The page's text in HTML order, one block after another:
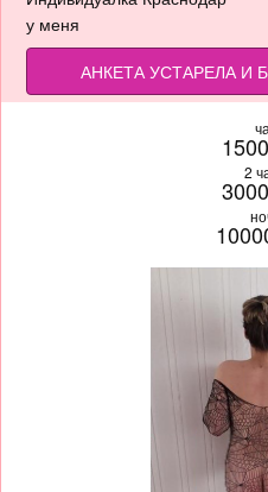
у меня
АНКЕТА УСТАРЕЛА И
2